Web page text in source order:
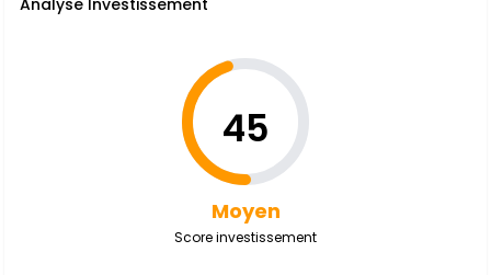
Analyse Investissement
45
Moyen
Score investissement